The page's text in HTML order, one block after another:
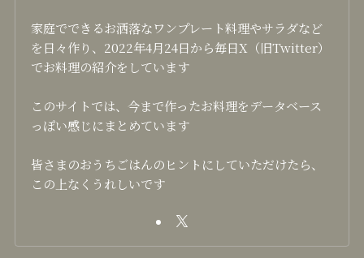
家庭でできるお洒落なワンプレート料理やサラダなど
を日々作り、2022年4月24日から毎日X（旧Twitter）
でお料理の紹介をしています
このサイトでは、今まで作ったお料理をデータベース
っぽい感じにまとめています
皆さまのおうちごはんのヒントにしていただけたら、
この上なくうれしいです